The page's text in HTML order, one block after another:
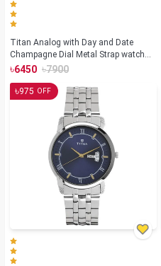
Titan Analog with Day and Date
Champagne Dial Metal Strap watch
for Men (NS-1580YM05)
৳6450 ৳7900
৳975 OFF